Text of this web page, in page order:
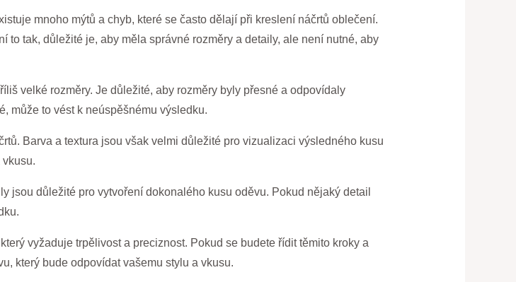
mnoho mýtů a chyb, které se často dělají při kreslení náčrtů oblečení.
tak, důležité je, aby měla správné rozměry a detaily, ale není nutné, aby
velké rozměry. Je důležité, aby rozměry byly přesné a odpovídaly
může to vést k neúspěšnému výsledku.
Barva a textura jsou však velmi důležité pro vizualizaci výsledného kusu
jsou důležité pro vytvoření dokonalého kusu oděvu. Pokud nějaký detail
vyžaduje trpělivost a preciznost. Pokud se budete řídit těmito kroky a
který bude odpovídat vašemu stylu a vkusu.